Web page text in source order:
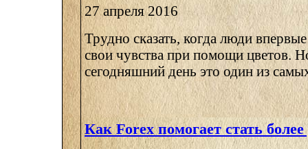
27 апреля 2016
Трудно сказать, когда люди
свои чувства при помощи цветов.
сегодняшний день это один из
Как Forex помогает стать